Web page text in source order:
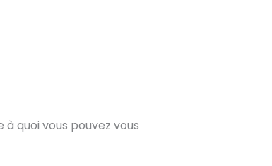
à quoi vous pouvez vous